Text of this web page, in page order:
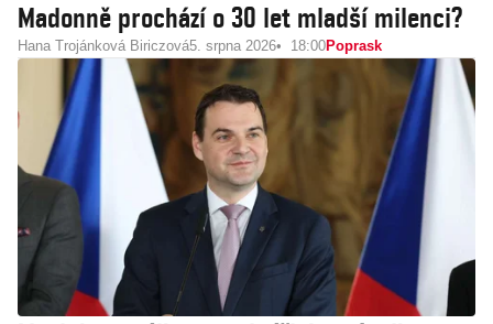
Madonně prochází o 30 let mladší milenci?
Hana Trojánková Biriczová5. srpna 2026 18:00Poprask